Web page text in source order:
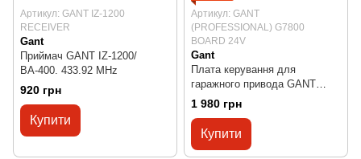
Артикул: GANT IZ-1200
RECEIVER
Gant
Приймач GANT IZ-1200/
ВА-400. 433.92 MHz
920 грн
Купити
Артикул: GANT
(PROFESSIONAL) G7800
BOARD 24V
Gant
Плата керування для
гаражного привода GANT
(PROFESSIONAL)
G7800/1100.
1 980 грн
Купити